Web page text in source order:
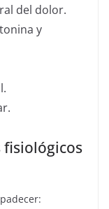
del dolor.
y
fisiológicos